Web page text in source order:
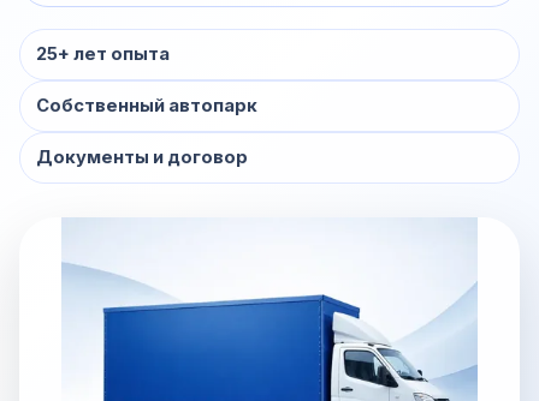
25+ лет опыта
Собственный автопарк
Документы и договор